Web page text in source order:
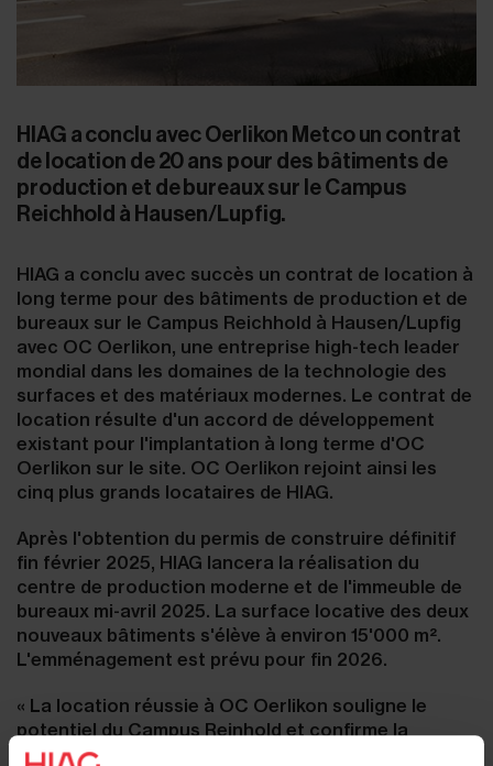
HIAG a conclu avec Oerlikon Metco un contrat
de location de 20 ans pour des bâtiments de
production et de bureaux sur le Campus
Reichhold à Hausen/Lupfig.
HIAG a conclu avec succès un contrat de location à
long terme pour des bâtiments de production et de
bureaux sur le Campus Reichhold à Hausen/Lupfig
avec OC Oerlikon, une entreprise high-tech leader
mondial dans les domaines de la technologie des
surfaces et des matériaux modernes. Le contrat de
location résulte d'un accord de développement
existant pour l'implantation à long terme d'OC
Oerlikon sur le site. OC Oerlikon rejoint ainsi les
cinq plus grands locataires de HIAG.
Après l'obtention du permis de construire définitif
fin février 2025, HIAG lancera la réalisation du
centre de production moderne et de l'immeuble de
bureaux mi-avril 2025. La surface locative des deux
nouveaux bâtiments s'élève à environ 15'000 m².
L'emménagement est prévu pour fin 2026.
« La location réussie à OC Oerlikon souligne le
potentiel du Campus Reinhold et confirme la
stratégie de HIAG visant à attirer des entreprises